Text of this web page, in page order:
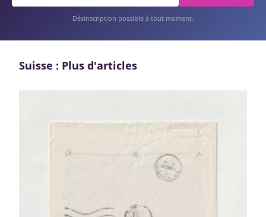
Désinscription possible à tout moment.
Suisse : Plus d'articles